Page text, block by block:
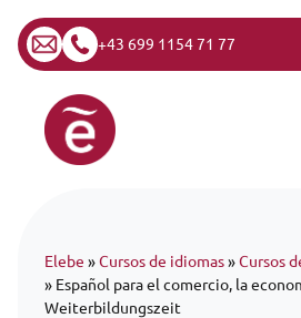
+43 699 1154 71 77
Saltar al contenido
Navegación principal
Elebe »Cursos de idiomas»Cursos
» Español para el comercio, la
Weiterbildungszeit